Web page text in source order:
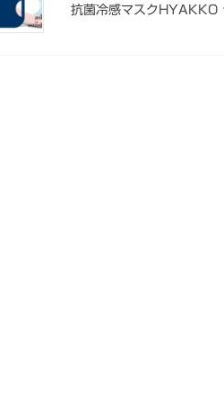
抗菌冷感マスクHYAKKO